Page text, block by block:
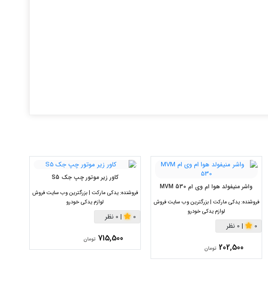
واشر منیفولد هوا ام وی ام MVM 530
فروشنده: یدکی مارکت | بزرگترین وب سایت فروش
لوازم یدکی خودرو
0
| 0 نظر
202,500 تومان
کاور زیر موتور چپ جک S5
فروشنده: یدکی مارکت | بزرگترین وب سایت فروش
لوازم یدکی خودرو
0
| 0 نظر
715,500 تومان